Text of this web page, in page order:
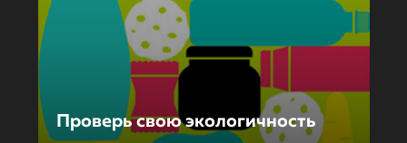
Проверь свою экологичность